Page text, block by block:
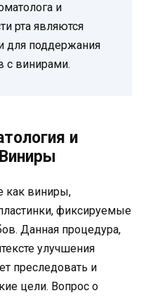
и
рта являются
для поддержания
с винирами.
и
как виниры,
фиксируемые
Данная процедура,
улучшения
преследовать и
цели. Вопрос о